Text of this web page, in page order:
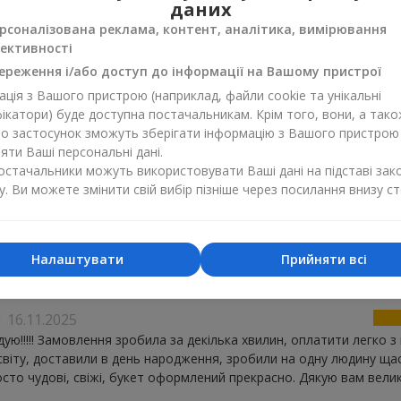
23.07.2026
оперативність! Все як завжди супер! Так тримати!
02.07.2026
комунікабельні оператори, допомогли обрати, сплатити,
фото (просила) Дівчатка, дякую велике ???
оперативну доставку) все чудово, дружина і дитина залишилися
? Рекомендую FLOWERS
16.11.2025
Замовлення зробила за декілька хвилин, оплатити легко з
доставили в день народження, зробили на одну людину
чудові, свіжі, букет оформлений прекрасно. Дякую вам
даних
реклама, контент, аналітика, вимірювання
і/або доступ до інформації на Вашому пристрої
з Вашого пристрою (наприклад, файли cookie та унікальні
буде доступна постачальникам. Крім того, вони, а
застосунок зможуть зберігати інформацію з Вашого
Ваші персональні дані.
можуть використовувати Ваші дані на підставі
Ви можете змінити свій вибір пізніше через посилання внизу
Прийняти всі
Налаштувати